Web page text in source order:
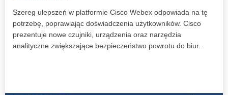
Szereg ulepszeń w platformie Cisco Webex odpowiada na tę
potrzebę, poprawiając doświadczenia użytkowników. Cisco
prezentuje nowe czujniki, urządzenia oraz narzędzia
analityczne zwiększające bezpieczeństwo powrotu do biur.